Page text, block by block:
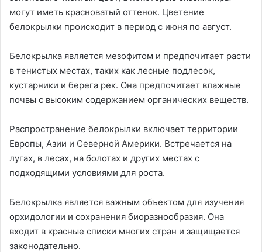
могут иметь красноватый оттенок. Цветение
белокрылки происходит в период с июня по август.
Белокрылка является мезофитом и предпочитает расти
в тенистых местах, таких как лесные подлесок,
кустарники и берега рек. Она предпочитает влажные
почвы с высоким содержанием органических веществ.
Распространение белокрылки включает территории
Европы, Азии и Северной Америки. Встречается на
лугах, в лесах, на болотах и других местах с
подходящими условиями для роста.
Белокрылка является важным объектом для изучения
орхидологии и сохранения биоразнообразия. Она
входит в красные списки многих стран и защищается
законодательно.